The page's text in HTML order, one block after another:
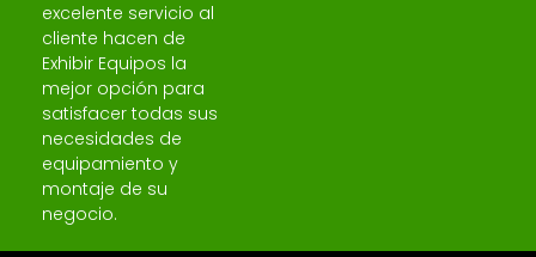
excelente servicio al
cliente hacen de
Exhibir Equipos la
mejor opción para
satisfacer todas sus
necesidades de
equipamiento y
montaje de su
negocio.